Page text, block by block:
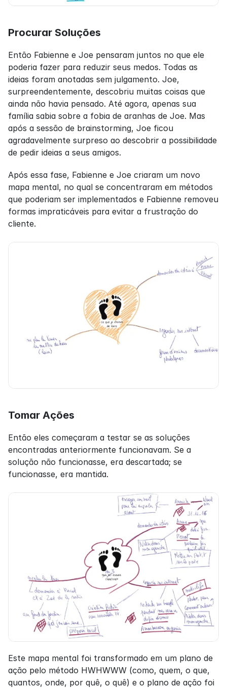
Procurar Soluções
Então Fabienne e Joe pensaram juntos no que ele
poderia fazer para reduzir seus medos. Todas as
ideias foram anotadas sem julgamento. Joe,
surpreendentemente, descobriu muitas coisas que
ainda não havia pensado. Até agora, apenas sua
família sabia sobre a fobia de aranhas de Joe. Mas
após a sessão de brainstorming, Joe ficou
agradavelmente surpreso ao descobrir a possibilidade
de pedir ideias a seus amigos.
Após essa fase, Fabienne e Joe criaram um novo
mapa mental, no qual se concentraram em métodos
que poderiam ser implementados e Fabienne removeu
formas impraticáveis para evitar a frustração do
cliente.
Tomar Ações
Então eles começaram a testar se as soluções
encontradas anteriormente funcionavam. Se a
solução não funcionasse, era descartada; se
funcionasse, era mantida.
Este mapa mental foi transformado em um plano de
ação pelo método HWHWWW (como, quem, o que,
quantos, onde, por quê, o quê) e o plano de ação foi